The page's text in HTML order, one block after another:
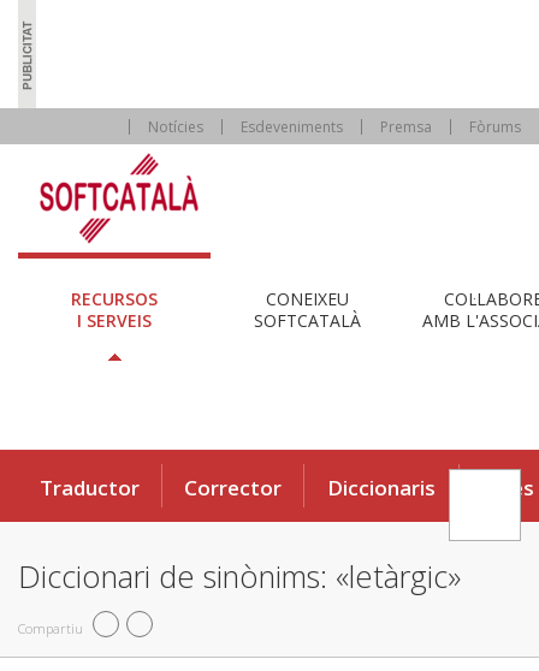
Notícies Esdeveniments Premsa Fòrums
RECURSOS
I SERVEIS
CONEIXEU
SOFTCATALÀ
AMB
Traductor Corrector Diccionaris Eines
Diccionari de sinònims: «letàrgic»
Compartiu